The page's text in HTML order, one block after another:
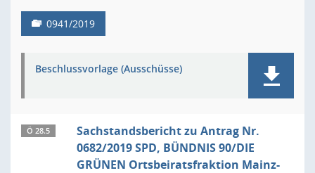
0941/2019
Beschlussvorlage (Ausschüsse)
Ö 28.5
Sachstandsbericht zu Antrag Nr.
0682/2019 SPD, BÜNDNIS 90/DIE
GRÜNEN Ortsbeiratsfraktion Mainz-